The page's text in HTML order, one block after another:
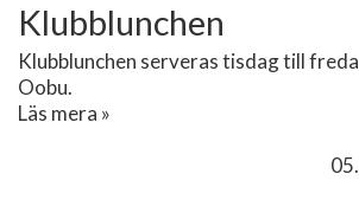
Klubblunchen
Klubblunchen serveras tisdag till
Oobu.
Läs mera »